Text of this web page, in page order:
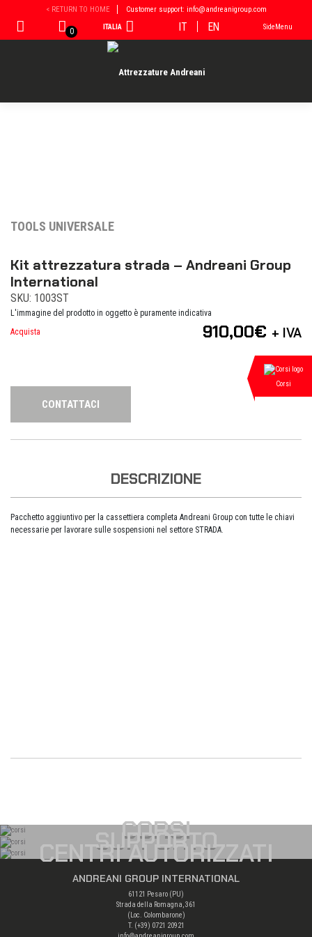
contenuto
< RETURN TO HOME Customer support: info@andreanigroup.com
0 ITALIA IT EN SideMenu
TOOLS UNIVERSALE
Kit attrezzatura strada – Andreani Group
International
SKU: 1003ST
L'immagine del prodotto in oggetto è puramente indicativa
Acquista
910,00€ + IVA
CONTATTACI
DESCRIZIONE
Pacchetto aggiuntivo per la cassettiera completa Andreani Group con tutte le chiavi
necessarie per lavorare sulle sospensioni nel settore STRADA.
CORSI
SUPPORTO
CENTRI AUTORIZZATI
ANDREANI GROUP INTERNATIONAL
61121 Pesaro (PU)
Strada della Romagna, 361
(Loc. Colombarone)
T. (+39) 0721 20921
Corsi